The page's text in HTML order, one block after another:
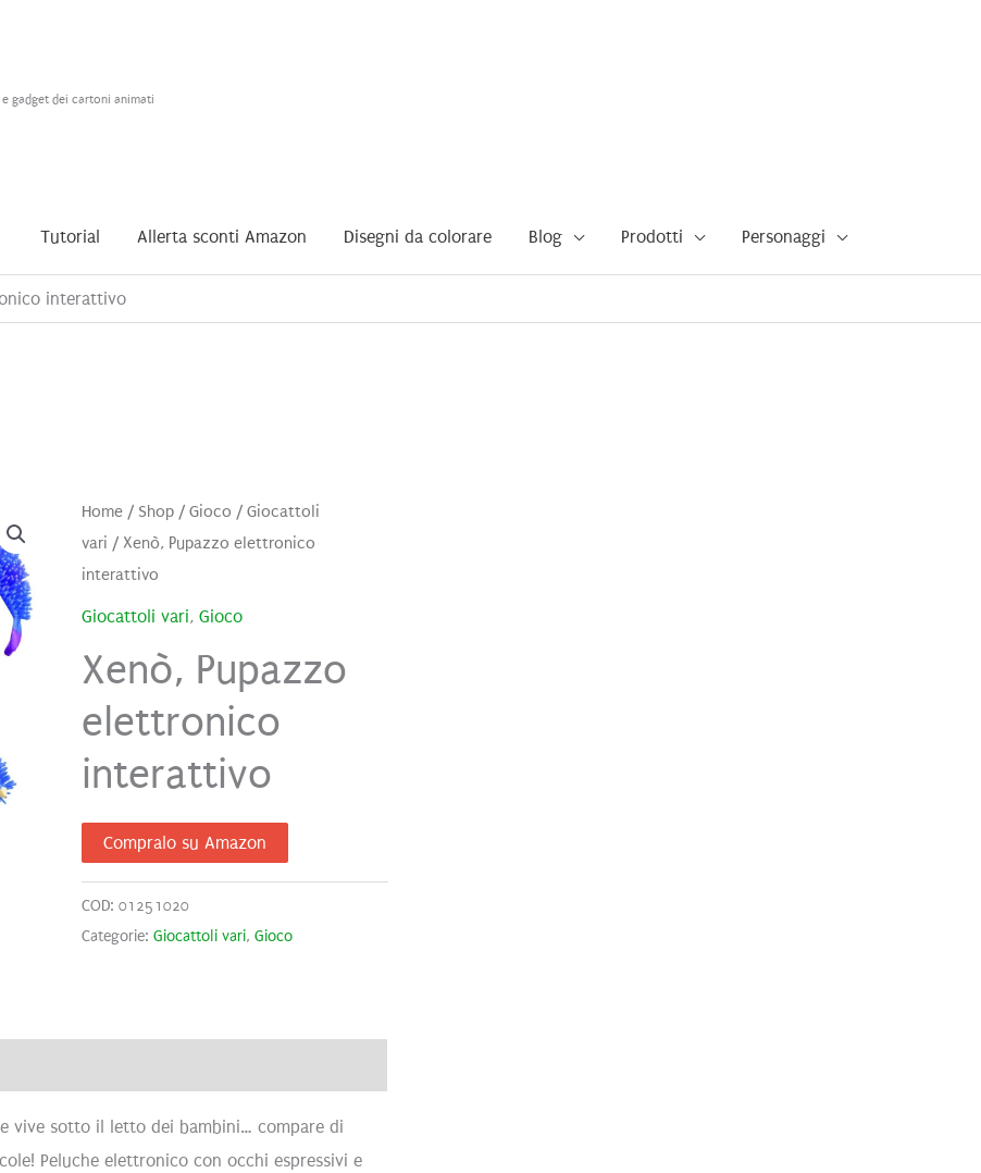
gadget dei cartoni animati
Tutorial Allerta sconti Amazon Disegni da colorare Blog Prodotti Personaggi
interattivo
Home/ Shop/ Gioco / Giocattoli
vari / Xenò, Pupazzo elettronico
interattivo
Giocattoli vari, Gioco
Xenò, Pupazzo
elettronico
interattivo
Compralo su Amazon
COD: 01251020
Categorie: Giocattoli vari, Gioco
vive sotto il letto dei bambini… compare di
Peluche elettronico con occhi espressivi e